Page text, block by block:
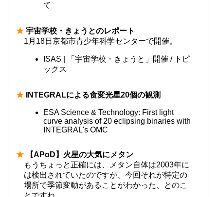
て
★ 宇宙学校・きょうとのレポート
1月18日京都市青少年科学センターで開催。
ISAS | 「宇宙学校・きょうと」開催 / トピ
ックス
★ INTEGRALによる食変光星20個の観測
ESA Science & Technology: First light
curve analysis of 20 eclipsing binaries with
INTEGRAL's OMC
★ 【APoD】火星の大気にメタン
もうちょっと正確には、メタン自体は2003年に
は検出されていたのですが、今回それが特定の
場所で季節変動があることがわかった、とのこ
とですね。